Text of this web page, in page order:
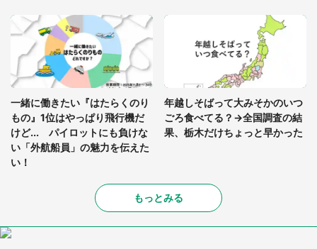
一緒に働きたい『はたらくのり
もの』1位はやっぱり飛行機だ
けど... パイロットにも負けな
い「外航船員」の魅力を伝えた
い！
年越しそばって大みそかのいつ
ごろ食べてる？→全国調査の結
果、栃木だけちょっと早かった
もっとみる